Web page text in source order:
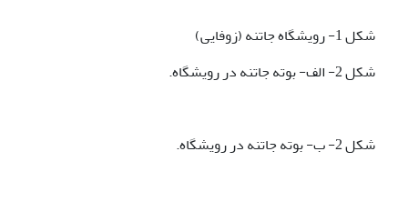
شکل 1- رویشگاه جاتنه (زوفایی)
شکل 2- الف- بوته جاتنه در رویشگاه.
شکل 2- ب- بوته جاتنه در رویشگاه.